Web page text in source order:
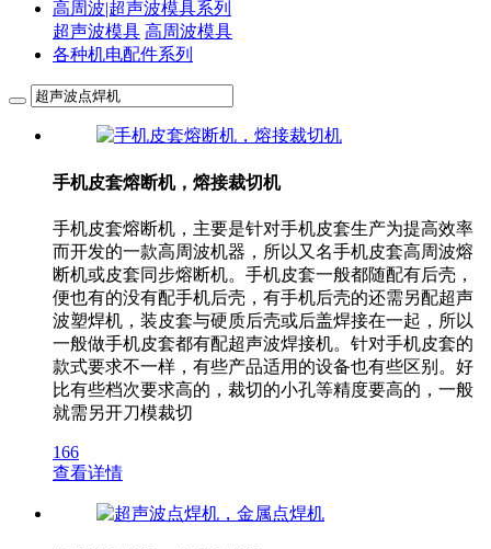
高周波|超声波模具系列
超声波模具 高周波模具
各种机电配件系列
手机皮套熔断机，熔接裁切机
手机皮套熔断机，主要是针对手机皮套生产为提高效率
而开发的一款高周波机器，所以又名手机皮套高周波熔
断机或皮套同步熔断机。手机皮套一般都随配有后壳，
便也有的没有配手机后壳，有手机后壳的还需另配超声
波塑焊机，装皮套与硬质后壳或后盖焊接在一起，所以
一般做手机皮套都有配超声波焊接机。针对手机皮套的
款式要求不一样，有些产品适用的设备也有些区别。好
比有些档次要求高的，裁切的小孔等精度要高的，一般
就需另开刀模裁切
166
查看详情